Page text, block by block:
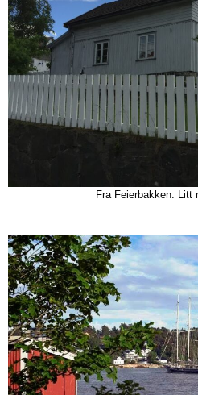
Fra Feierbakken. Litt